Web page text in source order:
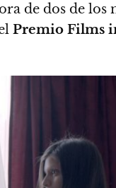
de dos de los
Premio Films